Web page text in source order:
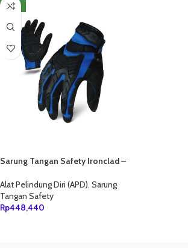
NEW
Sarung Tangan Safety Ironclad –
Alat Pelindung Diri (APD), Sarung
Tangan Safety
Rp448,440